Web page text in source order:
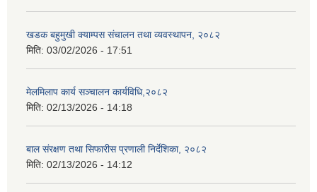
खडक बहुमुखी क्याम्पस संचालन तथा व्यवस्थापन, २०८२
मिति: 03/02/2026 - 17:51
मेलमिलाप कार्य सञ्चालन कार्यविधि,२०८२
मिति: 02/13/2026 - 14:18
बाल संरक्षण तथा सिफारीस प्रणाली निर्देशिका, २०८२
मिति: 02/13/2026 - 14:12